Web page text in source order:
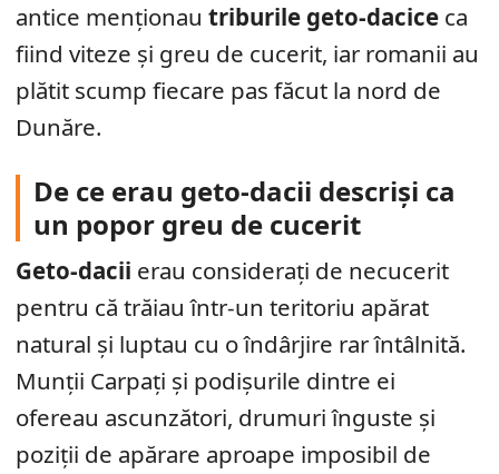
antice menționau triburile geto-dacice ca
fiind viteze și greu de cucerit, iar romanii au
plătit scump fiecare pas făcut la nord de
Dunăre.
De ce erau geto-dacii descriși ca
un popor greu de cucerit
Geto-dacii erau considerați de necucerit
pentru că trăiau într-un teritoriu apărat
natural și luptau cu o îndârjire rar întâlnită.
Munții Carpați și podișurile dintre ei
ofereau ascunzători, drumuri înguste și
poziții de apărare aproape imposibil de